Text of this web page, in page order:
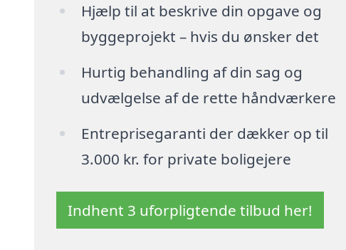
Hjælp til at beskrive din opgave og
byggeprojekt – hvis du ønsker det
Hurtig behandling af din sag og
udvælgelse af de rette håndværkere
Entreprisegaranti der dækker op til
3.000 kr. for private boligejere
Indhent 3 uforpligtende tilbud her!